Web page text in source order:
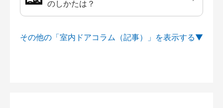
のしかたは？
その他の「室内ドアコラム（記事）」を